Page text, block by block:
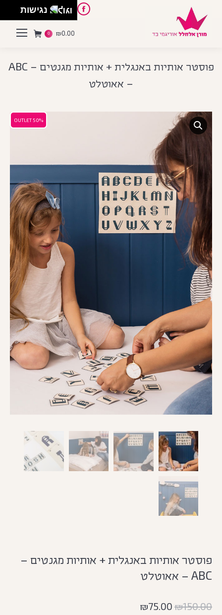
Facebook
Pinterest
Instagram
English
₪0.00
0
פוסטר אותיות באנגלית + אותיות מגנטים – ABC
– אאוטלט
50% OUTLET
50% OUTLET
פוסטר אותיות באנגלית + אותיות מגנטים –
ABC – אאוטלט
₪150.00
₪75.00
נגישות